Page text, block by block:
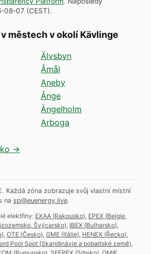
08-07 (CEST).
městech v okolí Kävlinge
Älvsbyn
Åmål
Aneby
Ånge
Ängelholm
Arboga
→
Každá zóna zobrazuje svůj vlastní místní
na sp@euenergy.live.
elektřiny: EXAA (Rakousko) EPEX (Belgie,
Švýcarsko) IBEX (Bulharsko)
) OTE (Česko) GME (Itálie) HENEX (Řecko)
Pool Spot (Skandinávie a pobaltské země)